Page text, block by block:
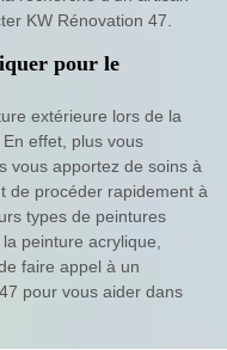
KW Rénovation 47.
pour le
extérieure lors de la
effet, plus vous
vous apportez de soins à
de procéder rapidement à
types de peintures
peinture acrylique,
faire appel à un
pour vous aider dans